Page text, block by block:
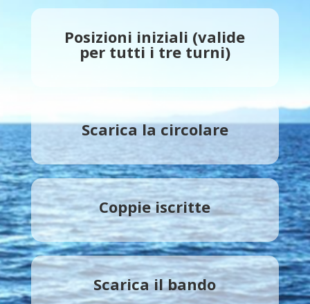
Posizioni iniziali (valide
per tutti i tre turni)
Scarica la circolare
Coppie iscritte
Scarica il bando